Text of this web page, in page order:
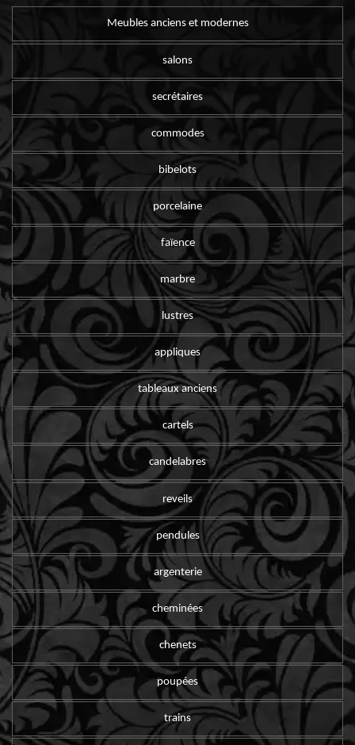
Meubles anciens et modernes
salons
secrétaires
commodes
bibelots
porcelaine
faïence
marbre
lustres
appliques
tableaux anciens
cartels
candelabres
reveils
pendules
argenterie
cheminées
chenets
poupées
trains